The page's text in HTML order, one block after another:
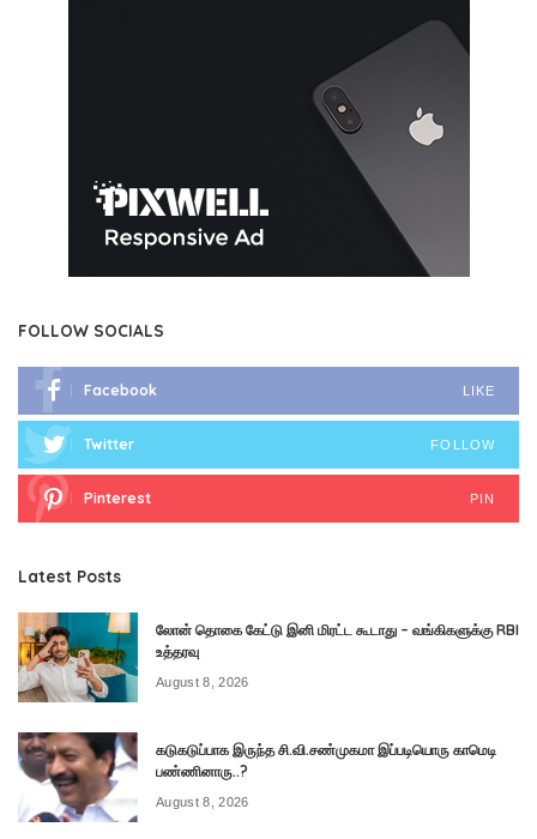
FOLLOW SOCIALS
Facebook LIKE
Twitter FOLLOW
Pinterest PIN
Latest Posts
லோன் தொகை கேட்டு இனி மிரட்ட கூடாது – வங்கிகளுக்கு RBI
உத்தரவு
August 8, 2026
கடுகடுப்பாக இருந்த சி.வி.சண்முகமா இப்படியொரு காமெடி
பண்ணினாரு..?
August 8, 2026